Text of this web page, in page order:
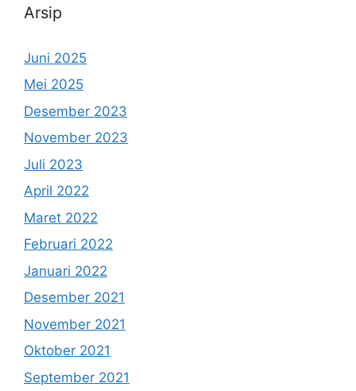
Arsip
Juni 2025
Mei 2025
Desember 2023
November 2023
Juli 2023
April 2022
Maret 2022
Februari 2022
Januari 2022
Desember 2021
November 2021
Oktober 2021
September 2021